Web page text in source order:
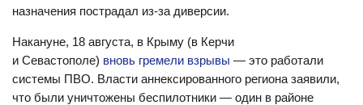
назначения пострадал из-за диверсии.
Накануне, 18 августа, в Крыму (в Керчи
и Севастополе) вновь гремели взрывы — это работали
системы ПВО. Власти аннексированного региона заявили,
что были уничтожены беспилотники — один в районе